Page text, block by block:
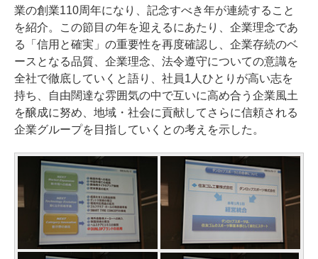
業の創業110周年になり、記念すべき年が連続すること
を紹介。この節目の年を迎えるにあたり、企業理念であ
る「信用と確実」の重要性を再度確認し、企業存続のベ
ースとなる品質、企業理念、法令遵守についての意識を
全社で徹底していくと語り、社員1人ひとりが高い志を
持ち、自由闊達な雰囲気の中で互いに高め合う企業風土
を醸成に努め、地域・社会に貢献してさらに信頼される
企業グループを目指していくとの考えを示した。